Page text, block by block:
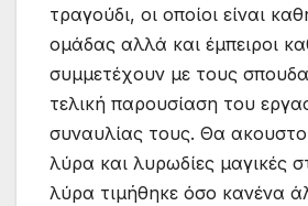
τραγούδι, οι οποίοι είναι
ομάδας αλλά και έμπειροι
συμμετέχουν με τους
τελική παρουσίαση του
συναυλίας τους. Θα
λύρα και λυρωδίες μαγικές
λύρα τιμήθηκε όσο κανένα